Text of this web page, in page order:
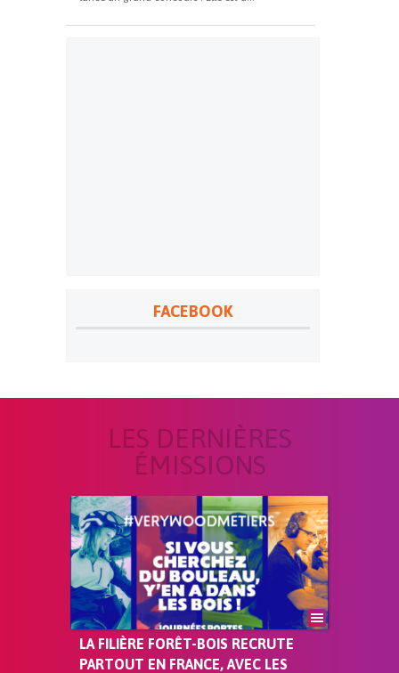
FACEBOOK
LES DERNIÈRES
ÉMISSIONS
LA FILIÈRE FORÊT-BOIS RECRUTE
PARTOUT EN FRANCE, AVEC LES